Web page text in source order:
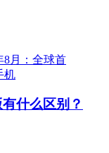
什么区别？